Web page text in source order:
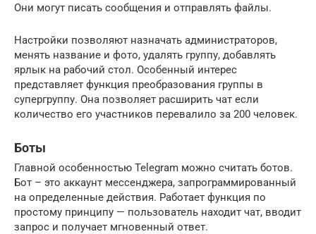
Они могут писать сообщения и отправлять файлы.
Настройки позволяют назначать администраторов,
менять название и фото, удалять группу, добавлять
ярлык на рабочий стол. Особенный интерес
представляет функция преобразования группы в
супергруппу. Она позволяет расширить чат если
количество его участников перевалило за 200 человек.
Боты
Главной особенностью Telegram можно считать ботов.
Бот – это аккаунт мессенджера, запрограммированный
на определенные действия. Работает функция по
простому принципу — пользователь находит чат, вводит
запрос и получает мгновенный ответ.